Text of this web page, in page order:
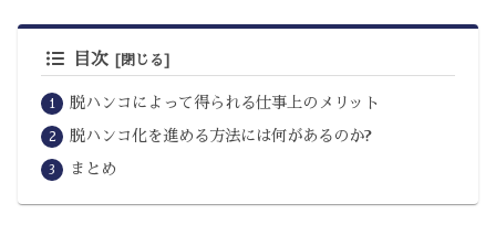
目次
脱ハンコによって得られる仕事上のメリット
脱ハンコ化を進める方法には何があるのか?
まとめ